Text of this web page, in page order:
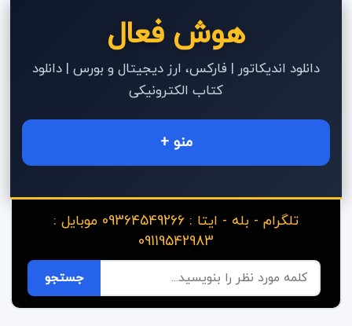
هوش فعال
دانلود اندیکاتور | فارکس، ارز دیجیتال و بورس | دانلود
کتاب الکترونیکی
منو +
تلگرام - بله - ایتا : 09364549266 موبایل :
09119542983